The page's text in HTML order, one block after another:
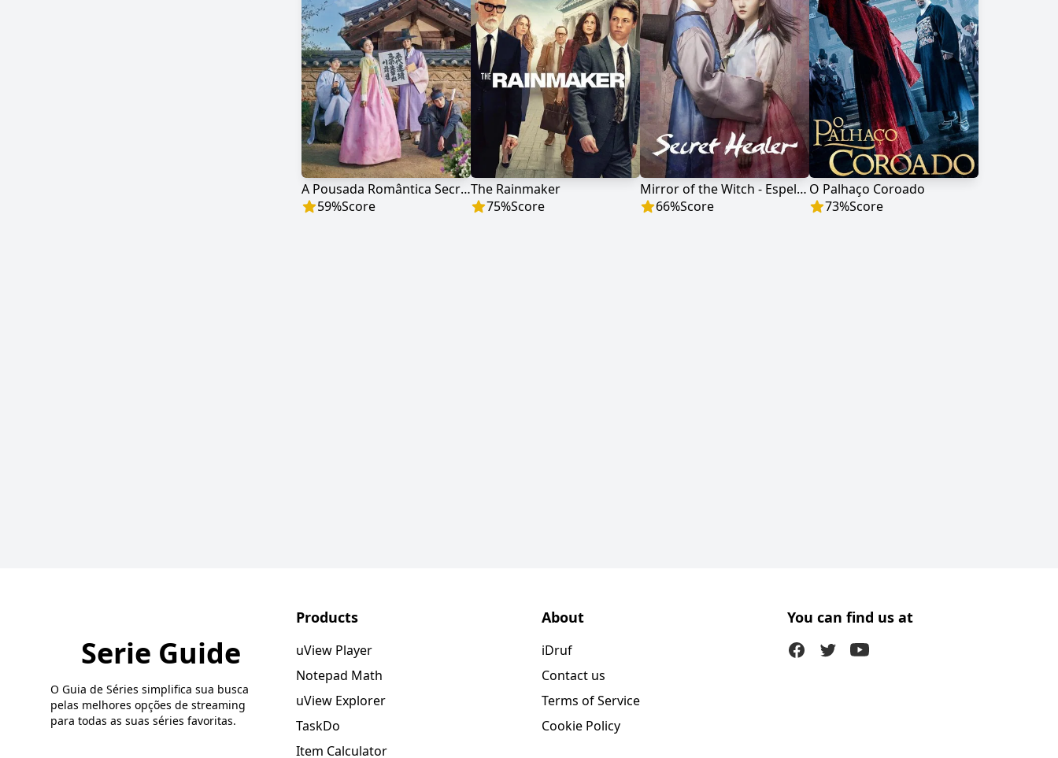
A Pousada Romântica Secreta
59%Score
The Rainmaker
75%Score
Mirror of the Witch - Espelho da Feiticeira
66%Score
O Palhaço Coroado
73%Score
Serie Guide
O Guia de Séries simplifica sua busca
pelas melhores opções de streaming
para todas as suas séries favoritas.
Products
uView Player
Notepad Math
uView Explorer
TaskDo
Item Calculator
About
iDruf
Contact us
Terms of Service
Cookie Policy
You can find us at
FacebookTwitter (X)Youtube